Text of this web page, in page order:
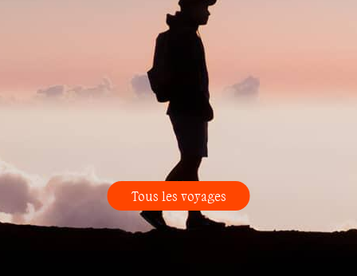
Tous les voyages